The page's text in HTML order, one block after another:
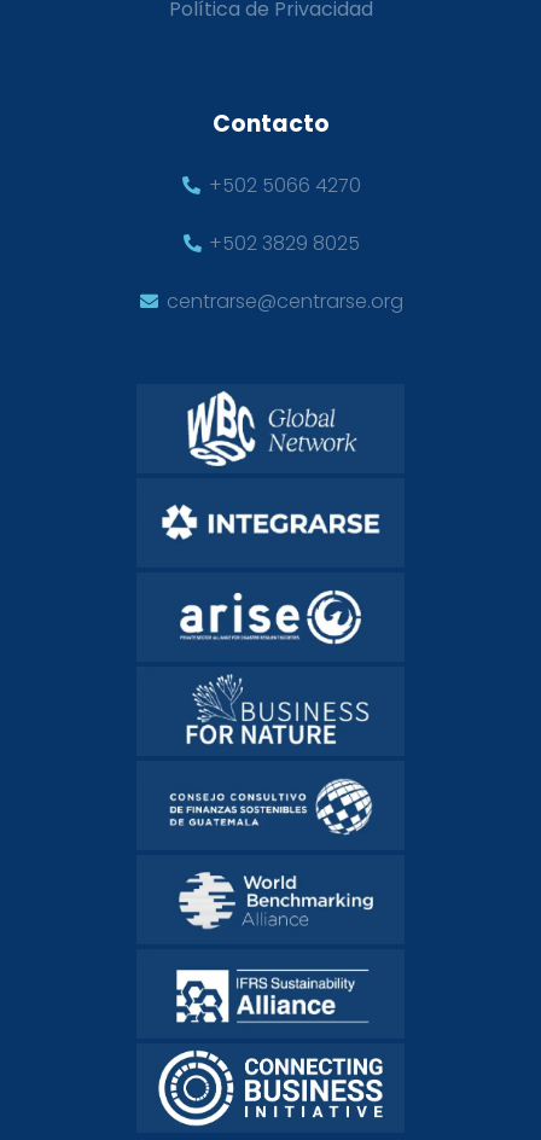
Política de Privacidad
Contacto
+502 5066 4270
+502 3829 8025
centrarse@centrarse.org